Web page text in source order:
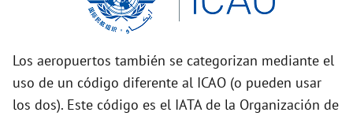
Los aeropuertos también se categorizan mediante el
uso de un código diferente al ICAO (o pueden usar
los dos). Este código es el IATA de la Organización de